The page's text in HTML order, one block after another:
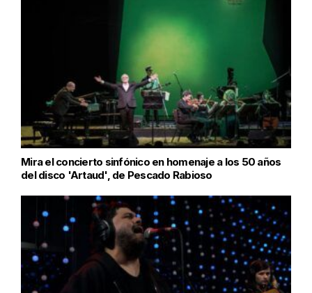
Mira el concierto sinfónico en homenaje a los 50 años
del disco 'Artaud', de Pescado Rabioso